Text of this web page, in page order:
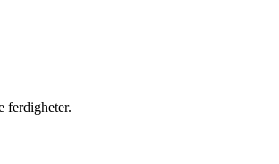
ferdigheter.